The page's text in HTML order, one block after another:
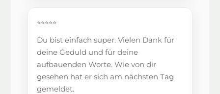
⭐⭐⭐⭐⭐
Du bist einfach super. Vielen Dank für
deine Geduld und für deine
aufbauenden Worte. Wie von dir
gesehen hat er sich am nächsten Tag
gemeldet.